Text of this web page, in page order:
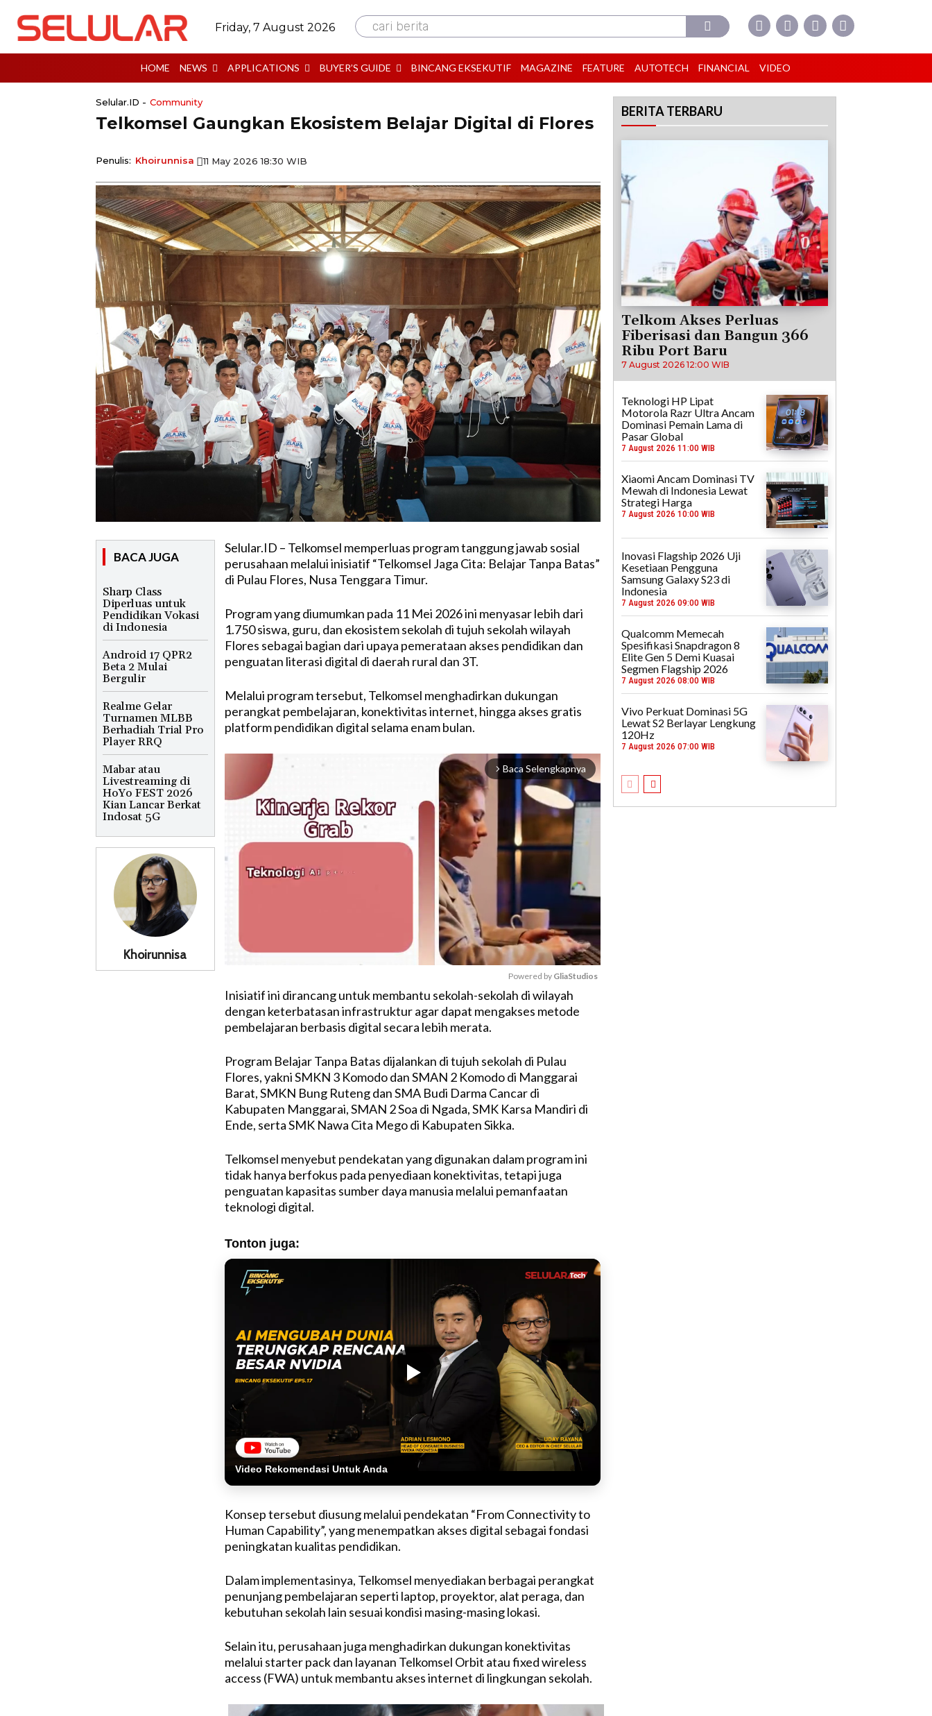
Friday, 7 August 2026 cari berita
HOME NEWS APPLICATIONS BUYER’S GUIDE BINCANG EKSEKUTIF MAGAZINE FEATURE AUTOTECH FINANCIAL VIDEO
Selular.ID - Community
Telkomsel Gaungkan Ekosistem Belajar Digital di Flores
Penulis: Khoirunnisa 11 May 2026 18:30 WIB
BACA JUGA
Sharp Class
Diperluas untuk
Pendidikan Vokasi
di Indonesia
Android 17 QPR2
Beta 2 Mulai
Bergulir
Realme Gelar
Turnamen MLBB
Berhadiah Trial Pro
Player RRQ
Mabar atau
Livestreaming di
HoYo FEST 2026
Kian Lancar Berkat
Indosat 5G
Khoirunnisa
Selular.ID – Telkomsel memperluas program tanggung jawab sosial
perusahaan melalui inisiatif “Telkomsel Jaga Cita: Belajar Tanpa Batas”
di Pulau Flores, Nusa Tenggara Timur.
Program yang diumumkan pada 11 Mei 2026 ini menyasar lebih dari
1.750 siswa, guru, dan ekosistem sekolah di tujuh sekolah wilayah
Flores sebagai bagian dari upaya pemerataan akses pendidikan dan
penguatan literasi digital di daerah rural dan 3T.
Melalui program tersebut, Telkomsel menghadirkan dukungan
perangkat pembelajaran, konektivitas internet, hingga akses gratis
platform pendidikan digital selama enam bulan.
arrow_forward_ios Baca Selengkapnya
M
t
e
Powered by GliaStudios
Inisiatif ini dirancang untuk membantu sekolah-sekolah di wilayah
dengan keterbatasan infrastruktur agar dapat mengakses metode
pembelajaran berbasis digital secara lebih merata.
Program Belajar Tanpa Batas dijalankan di tujuh sekolah di Pulau
Flores, yakni SMKN 3 Komodo dan SMAN 2 Komodo di Manggarai
Barat, SMKN Bung Ruteng dan SMA Budi Darma Cancar di
Kabupaten Manggarai, SMAN 2 Soa di Ngada, SMK Karsa Mandiri di
Ende, serta SMK Nawa Cita Mego di Kabupaten Sikka.
Telkomsel menyebut pendekatan yang digunakan dalam program ini
tidak hanya berfokus pada penyediaan konektivitas, tetapi juga
penguatan kapasitas sumber daya manusia melalui pemanfaatan
teknologi digital.
Tonton juga:
Video Rekomendasi Untuk Anda
Konsep tersebut diusung melalui pendekatan “From Connectivity to
Human Capability”, yang menempatkan akses digital sebagai fondasi
peningkatan kualitas pendidikan.
Dalam implementasinya, Telkomsel menyediakan berbagai perangkat
penunjang pembelajaran seperti laptop, proyektor, alat peraga, dan
kebutuhan sekolah lain sesuai kondisi masing-masing lokasi.
Selain itu, perusahaan juga menghadirkan dukungan konektivitas
melalui starter pack dan layanan Telkomsel Orbit atau fixed wireless
access (FWA) untuk membantu akses internet di lingkungan sekolah.
BERITA TERBARU
Telkom Akses Perluas
Fiberisasi dan Bangun 366
Ribu Port Baru
7 August 2026 12:00 WIB
Teknologi HP Lipat
Motorola Razr Ultra Ancam
Dominasi Pemain Lama di
Pasar Global
7 August 2026 11:00 WIB
Xiaomi Ancam Dominasi TV
Mewah di Indonesia Lewat
Strategi Harga
7 August 2026 10:00 WIB
Inovasi Flagship 2026 Uji
Kesetiaan Pengguna
Samsung Galaxy S23 di
Indonesia
7 August 2026 09:00 WIB
Qualcomm Memecah
Spesifikasi Snapdragon 8
Elite Gen 5 Demi Kuasai
Segmen Flagship 2026
7 August 2026 08:00 WIB
Vivo Perkuat Dominasi 5G
Lewat S2 Berlayar Lengkung
120Hz
7 August 2026 07:00 WIB